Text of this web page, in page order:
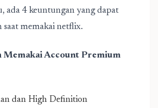
ada 4 keuntungan yang dapat
saat memakai netflix.
Memakai Account Premium
dan High Definition